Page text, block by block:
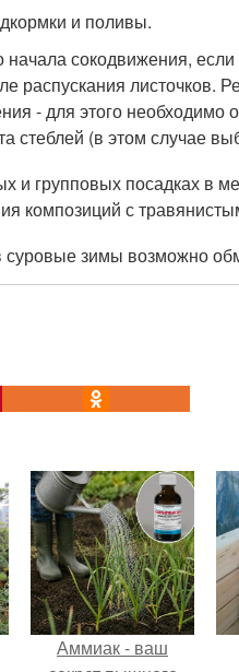
и поливы.
сокодвижения,
распускания листочков.
- для этого необходимо
стеблей (в этом случае
и групповых посадках в
композиций с
суровые зимы возможно
Аммиак - ваш